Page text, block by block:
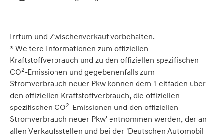
Irrtum und Zwischenverkauf vorbehalten.
* Weitere Informationen zum offiziellen
Kraftstoffverbrauch und zu den offiziellen spezifischen
CO2-Emissionen und gegebenenfalls zum
Stromverbrauch neuer Pkw können dem 'Leitfaden über
den offiziellen Kraftstoffverbrauch, die offiziellen
spezifischen CO2-Emissionen und den offiziellen
Stromverbrauch neuer Pkw' entnommen werden, der an
allen Verkaufsstellen und bei der 'Deutschen Automobil